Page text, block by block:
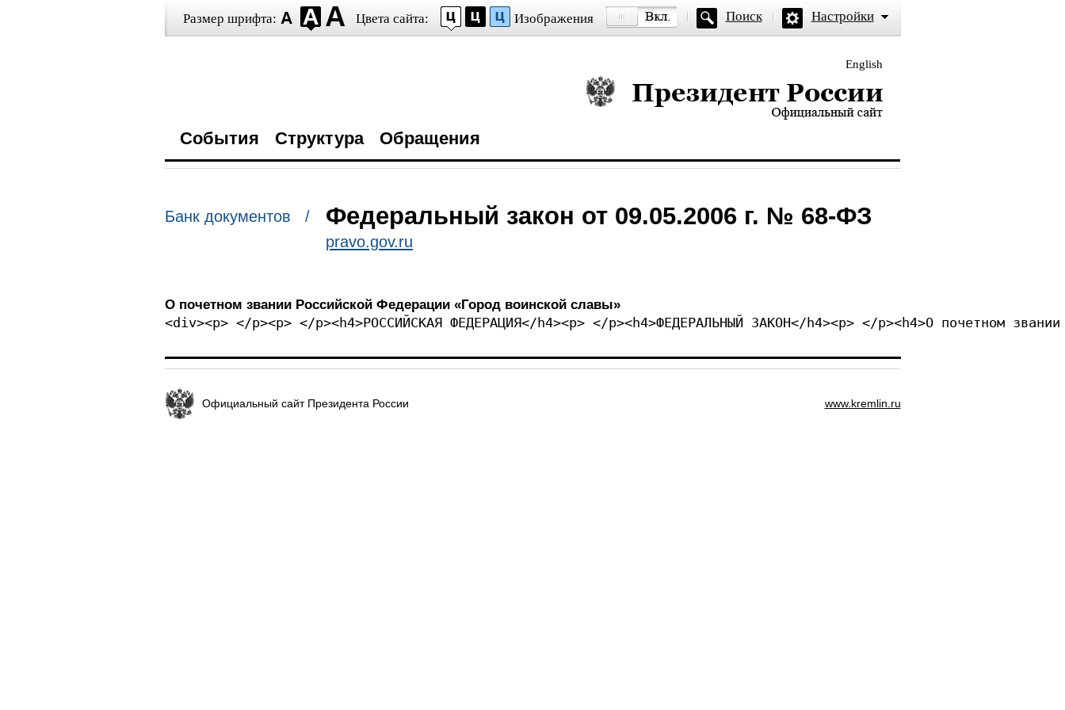
Размер шрифта: Цвета сайта: Изображения Поиск Настройки
English
Президент России — официальный сайт
События Структура Обращения
Банк документов / Федеральный закон от 09.05.2006 г. № 68-ФЗ
pravo.gov.ru
О почетном звании Российской Федерации «Город воинской славы»
<div><p> </p><p> </p><h4>РОССИЙСКАЯ ФЕДЕРАЦИЯ</h4><p> </p><h4>ФЕДЕРАЛЬНЫЙ ЗАКОН</h4><p> </p><h4>О почетном
Официальный сайт Президента России www.kremlin.ru